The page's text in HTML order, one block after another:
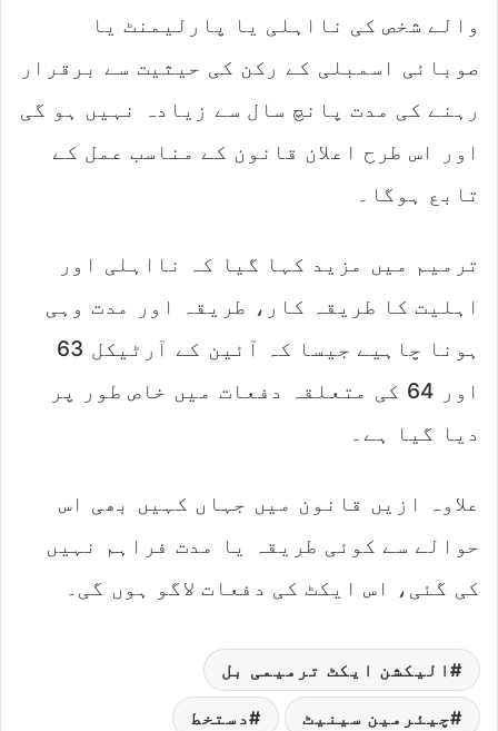
والے شخص کی نااہلی یا پارلیمنٹ یا
صوبائی اسمبلی کے رکن کی حیثیت سے برقرار
رہنے کی مدت پانچ سال سے زیادہ نہیں ہو گی
اور اس طرح اعلان قانون کے مناسب عمل کے
تابع ہوگا۔
ترمیم میں مزید کہا گیا کہ نااہلی اور
اہلیت کا طریقہ کار، طریقہ اور مدت وہی
ہونا چاہیے جیسا کہ آئین کے آرٹیکل 63
اور 64 کی متعلقہ دفعات میں خاص طور پر
دیا گیا ہے۔
علاوہ ازیں قانون میں جہاں کہیں بھی اس
حوالے سے کوئی طریقہ یا مدت فراہم نہیں
کی گئی، اس ایکٹ کی دفعات لاگو ہوں گی۔
الیکشن ایکٹ ترمیمی بل
چیئرمین سینیٹ دستخط